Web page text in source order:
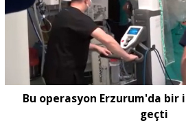
Bu operasyon Erzurum'da bir
geçti